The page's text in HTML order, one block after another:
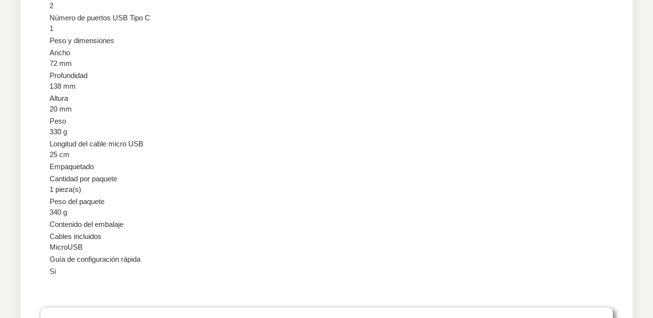
2
Número de puertos USB Tipo C
1
Peso y dimensiones
Ancho
72 mm
Profundidad
138 mm
Altura
20 mm
Peso
330 g
Longitud del cable micro USB
25 cm
Empaquetado
Cantidad por paquete
1 pieza(s)
Peso del paquete
340 g
Contenido del embalaje
Cables incluidos
MicroUSB
Guía de configuración rápida
Si